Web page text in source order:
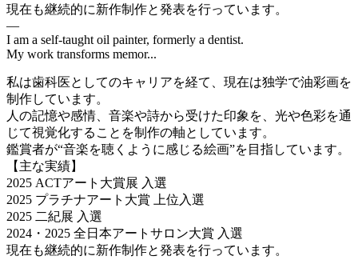
現在も継続的に新作制作と発表を行っています。
—
I am a self-taught oil painter, formerly a dentist.
My work transforms memor...
私は歯科医としてのキャリアを経て、現在は独学で油彩画を
制作しています。
人の記憶や感情、音楽や詩から受けた印象を、光や色彩を通
じて視覚化することを制作の軸としています。
鑑賞者が“音楽を聴くように感じる絵画”を目指しています。
【主な実績】
2025 ACTアート大賞展 入選
2025 プラチナアート大賞 上位入選
2025 二紀展 入選
2024・2025 全日本アートサロン大賞 入選
現在も継続的に新作制作と発表を行っています。